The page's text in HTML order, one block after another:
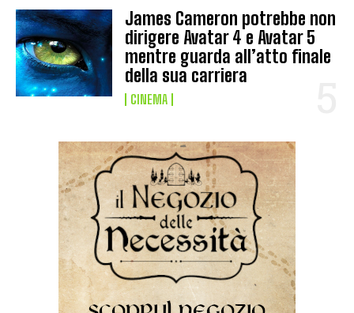
James Cameron potrebbe non
dirigere Avatar 4 e Avatar 5
mentre guarda all’atto finale
della sua carriera
CINEMA